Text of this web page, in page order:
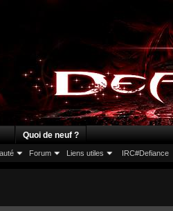
Forum Liens utiles IRC#Defiance
Quoi de neuf ?